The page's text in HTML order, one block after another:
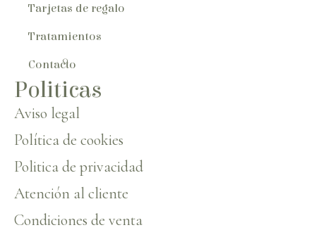
Tarjetas de regalo
Tratamientos
Contacto
Politicas
Aviso legal
Política de cookies
Politica de privacidad
Atención al cliente
Condiciones de venta